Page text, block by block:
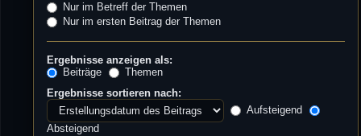
Nur im Betreff der Themen
Nur im ersten Beitrag der Themen
Ergebnisse anzeigen als:
Beiträge
Themen
Ergebnisse sortieren nach:
Aufsteigend
Absteigend